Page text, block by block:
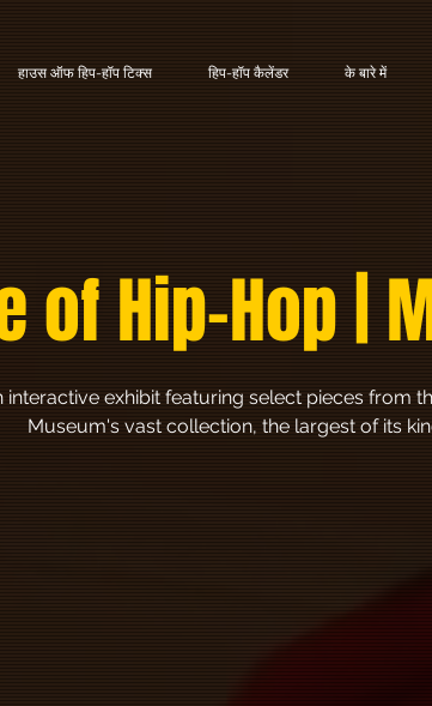
हाउस ऑफ हिप-हॉप टिक्स हिप-हॉप कैलेंडर के बारे में
of Hip-Hop |
interactive exhibit featuring select pieces from
Museum's vast collection, the largest of its